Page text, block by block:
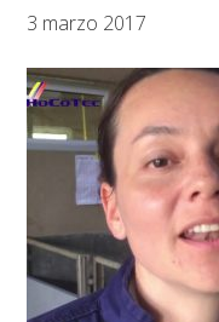
3 marzo 2017